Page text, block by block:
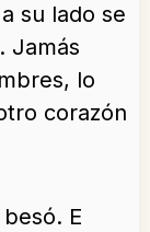
su lado se
Jamás
lo
corazón
E